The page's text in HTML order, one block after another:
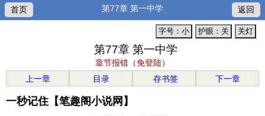
首页 第77章 第一中学 返回
关灯
护眼：关
字号：小
第77章 第一中学
章节报错（免登陆）
上一章
目录 存书签 下一章
一秒记住【笔趣阁小说网】